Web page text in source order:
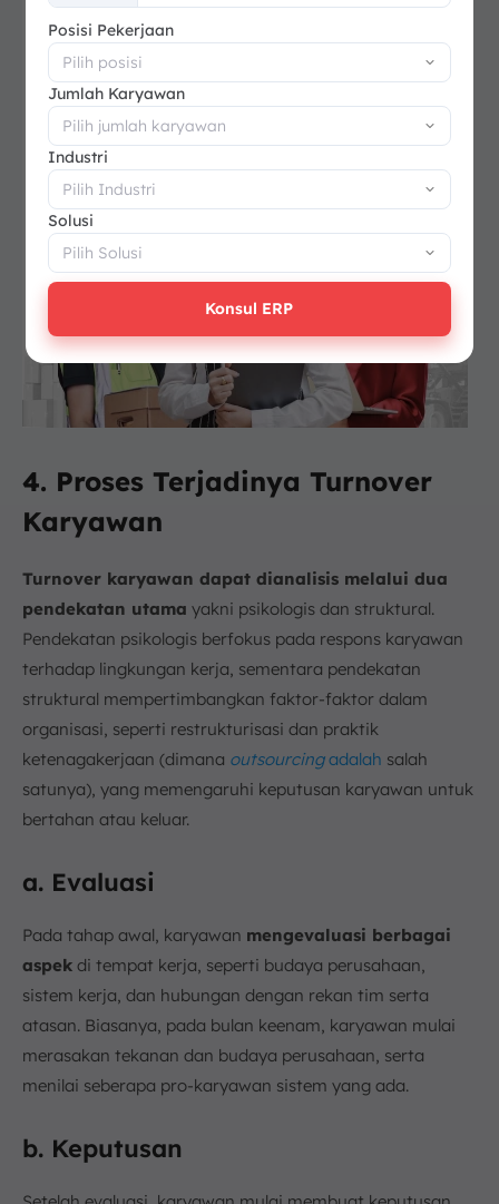
4. Proses Terjadinya Turnover
Karyawan
Turnover karyawan dapat dianalisis melalui dua
pendekatan utama yakni psikologis dan struktural.
Pendekatan psikologis berfokus pada respons karyawan
terhadap lingkungan kerja, sementara pendekatan
struktural mempertimbangkan faktor-faktor dalam
organisasi, seperti restrukturisasi dan praktik
ketenagakerjaan (dimana outsourcingadalah salah
satunya), yang memengaruhi keputusan karyawan untuk
bertahan atau keluar.
a. Evaluasi
Pada tahap awal, karyawan mengevaluasi berbagai
aspek di tempat kerja, seperti budaya perusahaan,
sistem kerja, dan hubungan dengan rekan tim serta
atasan. Biasanya, pada bulan keenam, karyawan mulai
merasakan tekanan dan budaya perusahaan, serta
menilai seberapa pro-karyawan sistem yang ada.
b. Keputusan
+62
Posisi Pekerjaan
Jumlah Karyawan
Industri
Solusi
Konsul ERP